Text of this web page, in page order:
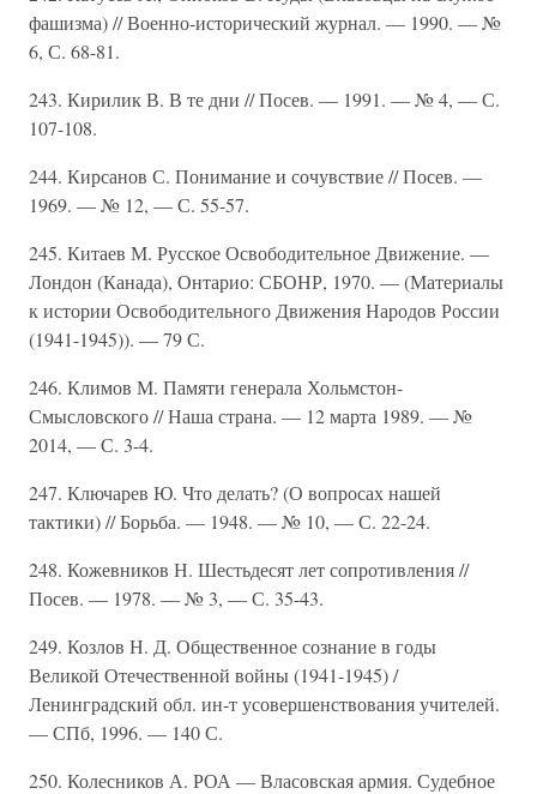
фашизма) // Военно-исторический журнал. — 1990. — №
6, С. 68-81.
243. Кирилик В. В те дни // Посев. — 1991. — № 4, — С.
107-108.
244. Кирсанов С. Понимание и сочувствие // Посев. —
1969. — № 12, — С. 55-57.
245. Китаев М. Русское Освободительное Движение. —
Лондон (Канада), Онтарио: СБОНР, 1970. — (Материалы
к истории Освободительного Движения Народов России
(1941-1945)). — 79 С.
246. Климов М. Памяти генерала Хольмстон-
Смысловского // Наша страна. — 12 марта 1989. — №
2014, — С. 3-4.
247. Ключарев Ю. Что делать? (О вопросах нашей
тактики) // Борьба. — 1948. — № 10, — С. 22-24.
248. Кожевников Н. Шестьдесят лет сопротивления //
Посев. — 1978. — № 3, — С. 35-43.
249. Козлов Н. Д. Общественное сознание в годы
Великой Отечественной войны (1941-1945) /
Ленинградский обл. ин-т усовершенствования учителей.
— СПб, 1996. — 140 С.
250. Колесников А. РОА — Власовская армия. Судебное